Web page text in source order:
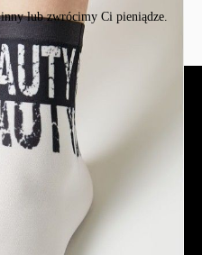
lub zwrócimy Ci pieniądze.